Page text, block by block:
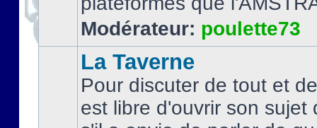
Modérateur: poulette73
La Taverne
Pour discuter de tout et
est libre d'ouvrir son sujet